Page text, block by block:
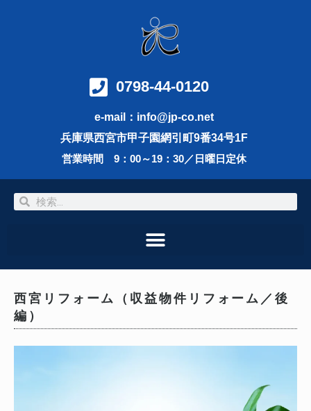
0798-44-0120
e-mail：info@jp-co.net
兵庫県西宮市甲子園網引町9番34号1F
営業時間 9：00～19：30／日曜日定休
検
索
検
索
西宮リフォーム（収益物件リフォーム／後
編）